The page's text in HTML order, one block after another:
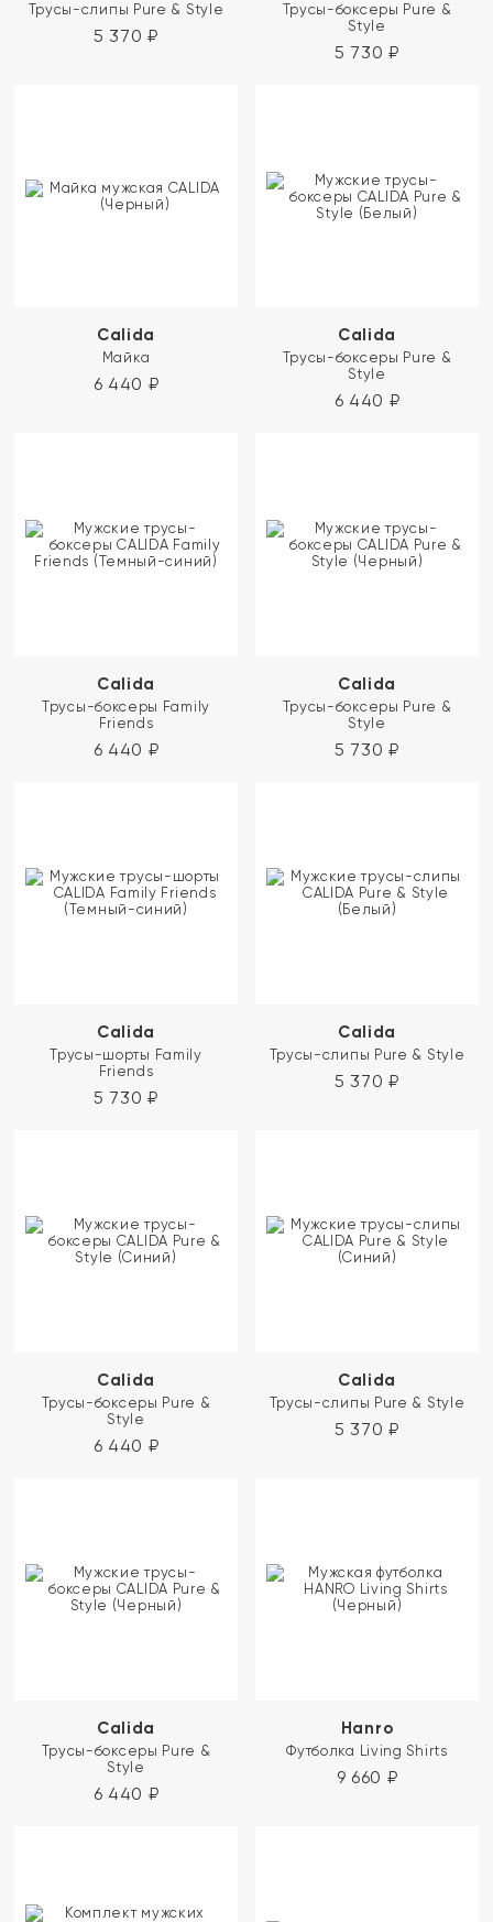
Трусы-слипы Pure & Style
5 370 ₽
Трусы-боксеры Pure &
Style
5 730 ₽
Calida
Майка
6 440 ₽
Calida
Трусы-боксеры Pure &
Style
6 440 ₽
Calida
Трусы-боксеры Family
Friends
6 440 ₽
Calida
Трусы-боксеры Pure &
Style
5 730 ₽
Calida
Трусы-шорты Family
Friends
5 730 ₽
Calida
Трусы-слипы Pure & Style
5 370 ₽
Calida
Трусы-боксеры Pure &
Style
6 440 ₽
Calida
Трусы-слипы Pure & Style
5 370 ₽
Calida
Трусы-боксеры Pure &
Style
6 440 ₽
Hanro
Футболка Living Shirts
9 660 ₽